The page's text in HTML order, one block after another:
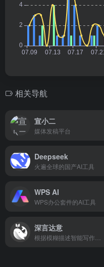
相关导航
宣小二
媒体发稿平台
Deepseek
火遍全球的国产AI工具
WPS AI
WPS办公套件的AI工具
深言达意